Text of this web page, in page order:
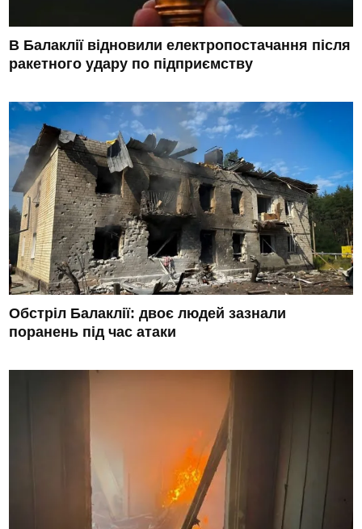
В Балаклії відновили електропостачання після
ракетного удару по підприємству
Обстріл Балаклії: двоє людей зазнали
поранень під час атаки